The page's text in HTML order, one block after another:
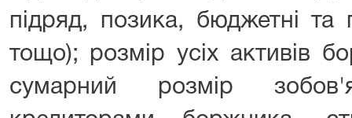
підряд, позика, бюджетні та
тощо); розмір усіх активів
сумарний розмір